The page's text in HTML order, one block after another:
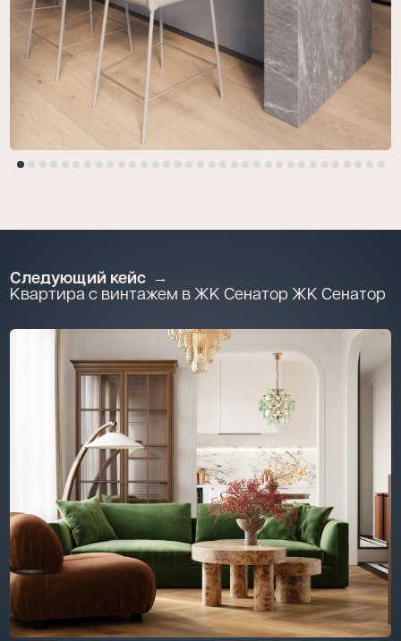
Следующий кейс
Квартира с винтажем в ЖК Сенатор ЖК Сенатор